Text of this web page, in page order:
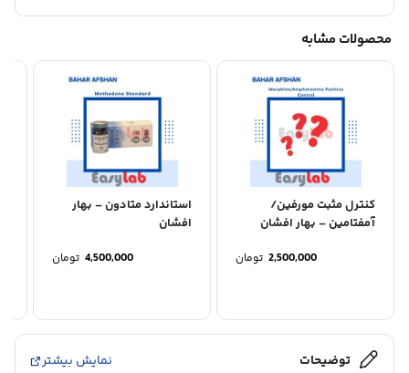
محصولات مشابه
کنترل مثبت مورفین/
آمفتامین – بهار افشان
2,500,000 تومان
استاندارد متادون – بهار
افشان
4,500,000 تومان
توضیحات نمایش بیشتر